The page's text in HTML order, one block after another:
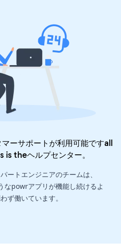
ーサポートが利用可能ですall
is theヘルプセンター。
ートエンジニアのチームは、
powrアプリが機能し続けるよ
ず働いています。